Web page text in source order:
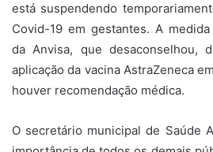
está suspendendo
Covid-19 em gestantes. A
da Anvisa, que desaconselhou,
aplicação da vacina AstraZeneca
houver recomendação médica.
O secretário municipal de Saúde